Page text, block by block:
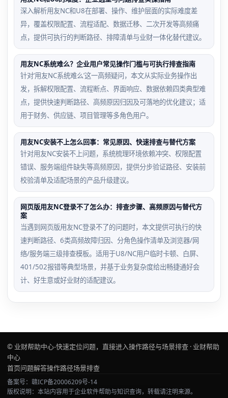
深入解析用友NC和U8在部署、操作、维护层面的实际难度差
异，覆盖权限配置、流程适配、数据迁移、二次开发等高频痛
点，提供可执行的判断路径、排障清单与业财一体化替代建议。
用友NC系统难么？企业用户常见操作门槛与可执行排查指南
针对‘用友NC系统难么’这一高频疑问，本文从实际业务操作出
发，拆解权限配置、流程断点、界面响应、数据依赖四类典型难
点，提供快速判断路径、高频原因归因及可落地的优化建议；适
用于财务、供应链、项目管理等多角色用户。
用友NC安装不上怎么回事：常见原因、快速排查与替代方案
针对用友NC安装不上问题，系统梳理环境依赖冲突、权限配置
错误、服务端组件缺失等高频原因，提供分步验证路径、安装前
校验清单及适配场景的产品升级建议。
网页版用友NC登录不了怎么办：排查步骤、高频原因与替代方
案
当遇到网页版用友NC登录不了的问题时，本文提供可执行的快
速判断路径、6类高频故障归因、分角色操作清单及浏览器/网
络/服务端三级排查模板。适用于U8/NC用户临时卡顿、白屏、
401/502报错等典型场景，并基于业务复杂度给出畅捷通好会
计、好生意或好业财的适配建议。
© 业财帮助中心-快速定位问题，直接进入操作路径与场景排查 · 业财帮助
中心
首页问题解答操作路径场景排查
备案号：赣ICP备20006209号-14
版权说明：本站内容用于企业软件帮助与知识查询，转载请注明来源。